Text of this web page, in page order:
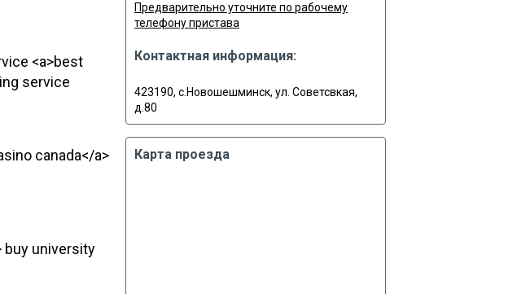
<a>best
service
canada</a>
buy university
Предварительно уточните по рабочему
телефону пристава
Контактная информация:
423190, с.Новошешминск, ул. Советсвкая,
д.80
Карта проезда